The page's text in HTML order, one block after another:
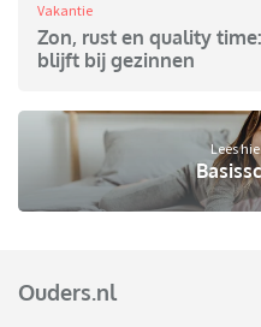
Vakantie
Zon, rust en quality
blijft bij gezinnen
Lees
Ouders.nl